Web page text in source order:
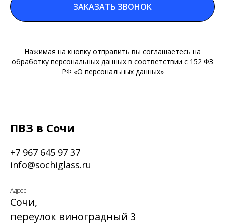
ЗАКАЗАТЬ ЗВОНОК
Нажимая на кнопку отправить вы соглашаетесь на
обработку персональных данных в соответствии с 152 ФЗ
РФ «О персональных данных»
ПВЗ в Сочи
+7 967 645 97 37
info@sochiglass.ru
Адрес
Сочи,
переулок виноградный 3